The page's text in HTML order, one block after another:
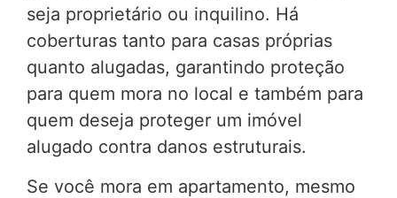
seja proprietário ou inquilino. Há
coberturas tanto para casas próprias
quanto alugadas, garantindo proteção
para quem mora no local e também para
quem deseja proteger um imóvel
alugado contra danos estruturais.
Se você mora em apartamento, mesmo